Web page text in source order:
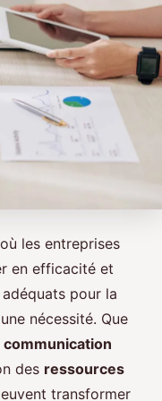
les entreprises
en efficacité et
pour la
nécessité. Que
communication
des ressources
transformer